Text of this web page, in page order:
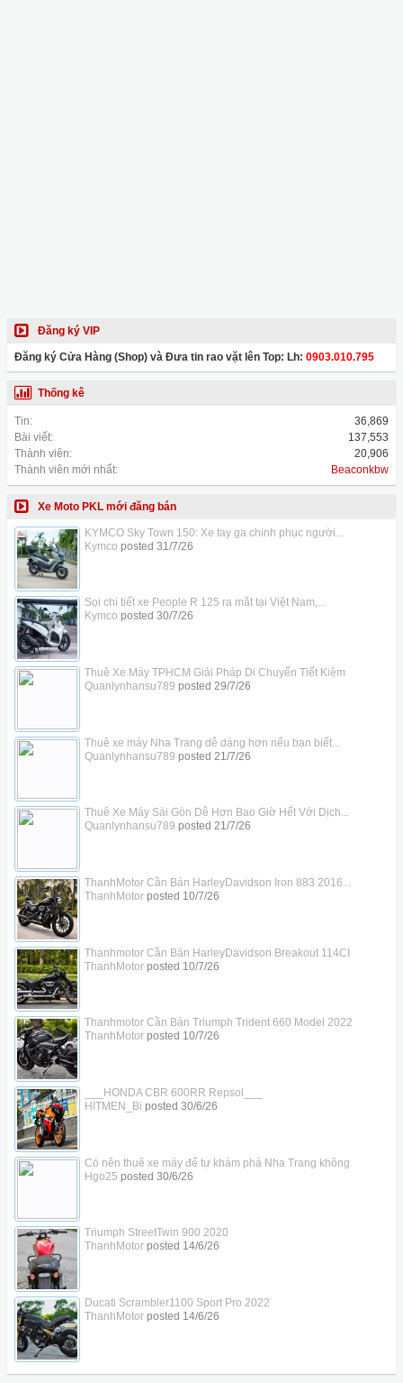
Đăng ký VIP
Đăng ký Cửa Hàng (Shop) và Đưa tin rao vặt lên Top: Lh: 0903.010.795
Thống kê
Tin:
36,869
Bài viết:
137,553
Thành viên:
20,906
Thành viên mới nhất:
Beaconkbw
Xe Moto PKL mới đăng bán
KYMCO Sky Town 150: Xe tay ga chinh phục người...
Kymco posted 31/7/26
Soi chi tiết xe People R 125 ra mắt tại Việt Nam,...
Kymco posted 30/7/26
Thuê Xe Máy TPHCM Giải Pháp Di Chuyển Tiết Kiệm
Quanlynhansu789 posted 29/7/26
Thuê xe máy Nha Trang dễ dàng hơn nếu bạn biết...
Quanlynhansu789 posted 21/7/26
Thuê Xe Máy Sài Gòn Dễ Hơn Bao Giờ Hết Với Dịch...
Quanlynhansu789 posted 21/7/26
ThanhMotor Cần Bán HarleyDavidson Iron 883 2016...
ThanhMotorposted 10/7/26
Thanhmotor Cần Bán HarleyDavidson Breakout 114CI
ThanhMotorposted 10/7/26
Thanhmotor Cần Bán Triumph Trident 660 Model 2022
ThanhMotorposted 10/7/26
___HONDA CBR 600RR Repsol___
HITMEN_Bi posted 30/6/26
Có nên thuê xe máy để tự khám phá Nha Trang không
Hgo25 posted 30/6/26
Triumph StreetTwin 900 2020
ThanhMotorposted 14/6/26
Ducati Scrambler1100 Sport Pro 2022
ThanhMotorposted 14/6/26